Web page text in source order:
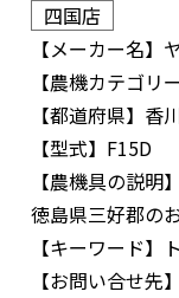
四国店
【メーカー名】
【農機カテゴリー
【都道府県】 香
【型式】 F15D
【農機具の説明】
徳島県三好郡の
【キーワード】
【お問い合せ先】